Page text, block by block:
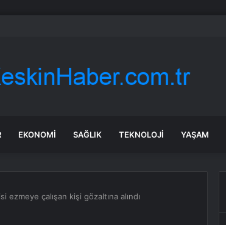
Projesine 192 Milyon TL Destek
EKONOMI SAĞLIK TEKNOLOJI YAŞAM
ezmeye çalışan kişi gözaltına alındı